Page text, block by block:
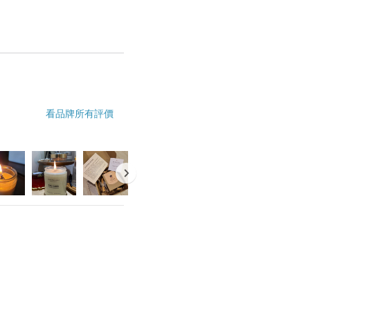
看品牌所有評價